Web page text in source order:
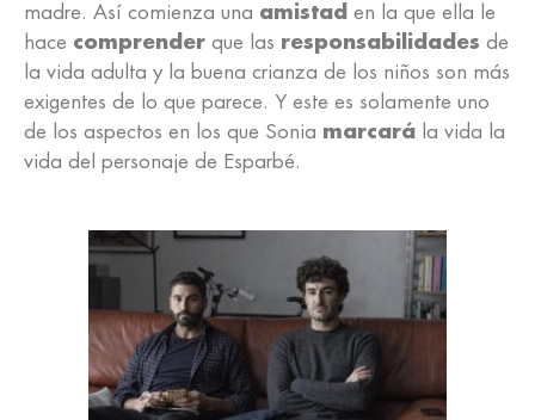
madre. Así comienza una amistad en la que ella le
hace comprender que las responsabilidades de
la vida adulta y la buena crianza de los niños son más
exigentes de lo que parece. Y este es solamente uno
de los aspectos en los que Sonia marcará la vida la
vida del personaje de Esparbé.